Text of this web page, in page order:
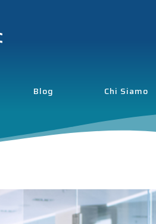
Blog Chi Siamo